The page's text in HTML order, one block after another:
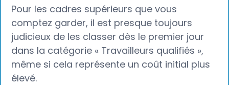
Pour les cadres supérieurs que vous
comptez garder, il est presque toujours
judicieux de les classer dès le premier jour
dans la catégorie « Travailleurs qualifiés »,
même si cela représente un coût initial plus
élevé.